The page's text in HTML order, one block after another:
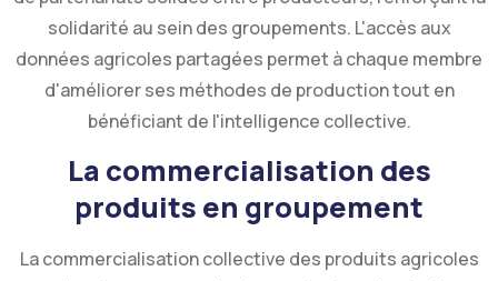
solidarité au sein des groupements. L'accès aux
données agricoles partagées permet à chaque membre
d'améliorer ses méthodes de production tout en
bénéficiant de l'intelligence collective.
La commercialisation des
produits en groupement
La commercialisation collective des produits agricoles